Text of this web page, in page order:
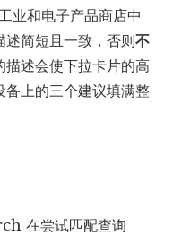
业和电子产品商店中
述简短且一致，否则不
述会使下拉卡片的高
备上的三个建议填满整
在尝试匹配查询